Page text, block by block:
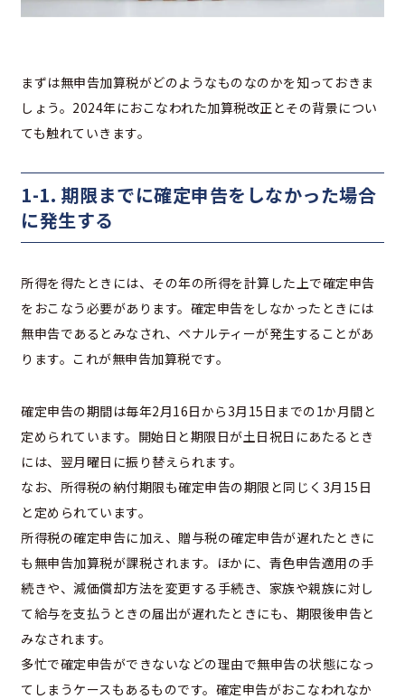
まずは無申告加算税がどのようなものなのかを知っておきま
しょう。2024年におこなわれた加算税改正とその背景につい
ても触れていきます。
1-1. 期限までに確定申告をしなかった場合
に発生する
所得を得たときには、その年の所得を計算した上で確定申告
をおこなう必要があります。確定申告をしなかったときには
無申告であるとみなされ、ペナルティーが発生することがあ
ります。これが無申告加算税です。
確定申告の期間は毎年2月16日から3月15日までの1か月間と
定められています。開始日と期限日が土日祝日にあたるとき
には、翌月曜日に振り替えられます。
なお、所得税の納付期限も確定申告の期限と同じく3月15日
と定められています。
所得税の確定申告に加え、贈与税の確定申告が遅れたときに
も無申告加算税が課税されます。ほかに、青色申告適用の手
続きや、減価償却方法を変更する手続き、家族や親族に対し
て給与を支払うときの届出が遅れたときにも、期限後申告と
みなされます。
多忙で確定申告ができないなどの理由で無申告の状態になっ
てしまうケースもあるものです。確定申告がおこなわれなか